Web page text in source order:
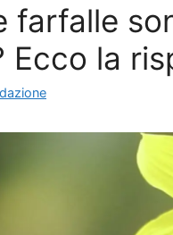
farfalle
Ecco la